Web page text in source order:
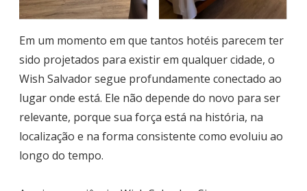
Em um momento em que tantos hotéis parecem ter
sido projetados para existir em qualquer cidade, o
Wish Salvador segue profundamente conectado ao
lugar onde está. Ele não depende do novo para ser
relevante, porque sua força está na história, na
localização e na forma consistente como evoluiu ao
longo do tempo.